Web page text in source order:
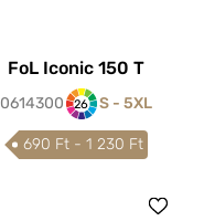
FoL Iconic 150 T
0614300 26 S - 5XL
690 Ft - 1 230 Ft